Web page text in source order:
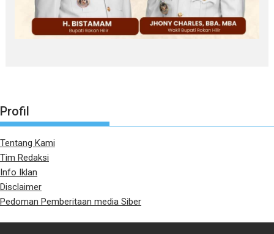
Profil
Tentang Kami
Tim Redaksi
Info Iklan
Disclaimer
Pedoman Pemberitaan media Siber